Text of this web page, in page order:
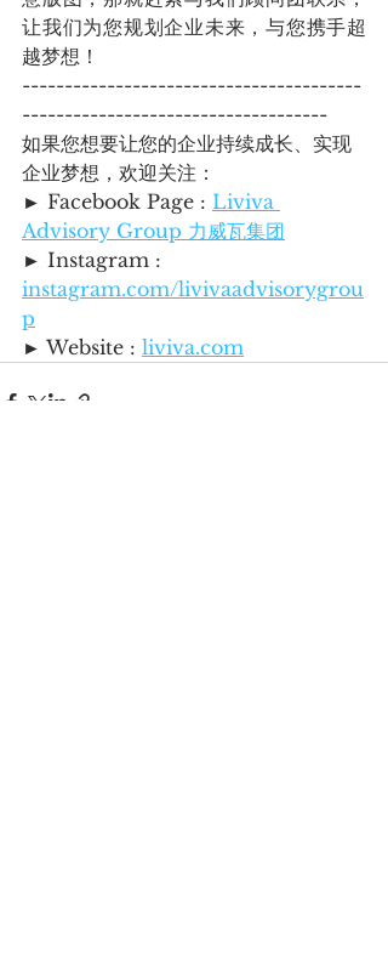
让我们为您规划企业未来，与您携手超
越梦想！
----------------------------------------
------------------------------------
如果您想要让您的企业持续成长、实现
企业梦想，欢迎关注：
► Facebook Page : Liviva
Advisory Group 力威瓦集团
► Instagram :
instagram.com/livivaadvisorygrou
p
► Website : liviva.com